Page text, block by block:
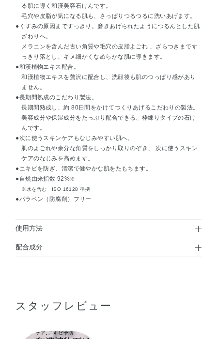
る肌に導く和漢美容石けんです。
毛穴や皮脂が気になる肌も、さっぱりつるつるに洗いあげます。
●くすみの原因まですっきり。磨きあげられたようにつるんとした肌
ざわりへ。
メラニンを含んだ古い角質や毛穴の皮脂よごれ 、ざらつきまです
っきり落とし、キメ細かくなめらかな肌に導きます。
●和漢植物エキス配合。
和漢植物エキスを贅沢に配合し、洗顔後も肌のつっぱり感があり
ません。
●長期間熟成のこだわり製法。
長期間熟成し、約 80日間をかけてつくりあげるこだわりの製法。
美容成分や保湿成分をたっぷり配合できる、枠練りタイプの石け
んです。
●次に使うスキンケアもなじみやすい肌へ。
肌のよごれや余分な角質をしっかり取りのぞき、 次に使うスキン
ケアのなじみを高めます。
●ニキビを防ぎ、清潔で健やかな肌をたもちます。
●自然由来指数 92%※
※水を含む ISO 16128 準拠
●パラベン（防腐剤）フリー
使用方法
使用方法
配合成分
根エキス・ドクダミエキス・ハトムギ種子エキス・メロス
スタッフレビュー